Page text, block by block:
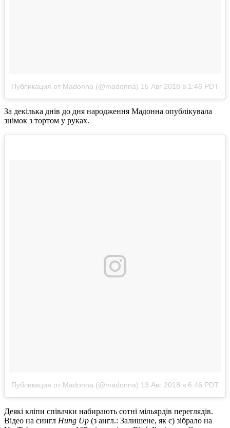
Публикация от Madonna (@madonna) 15 Авг 2018 в 1:46 PDT
За декілька днів до дня народження Мадонна опублікувала
знімок з тортом у руках.
Публикация от Madonna (@madonna) 13 Авг 2018 в 6:46 PDT
Деякі кліпи співачки набирають сотні мільярдів переглядів.
Відео на сингл Hung Up (з англ.: Залишене, як є) зібрало на